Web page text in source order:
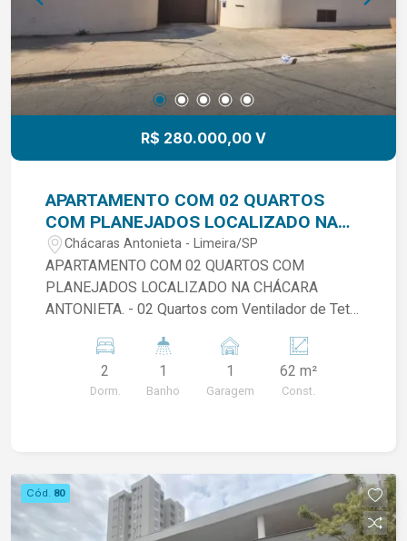
R$ 280.000,00 V
APARTAMENTO COM 02 QUARTOS
COM PLANEJADOS LOCALIZADO NA
CHÁCARA ANTONIETA.
Chácaras Antonieta - Limeira/SP
APARTAMENTO COM 02 QUARTOS COM
PLANEJADOS LOCALIZADO NA CHÁCARA
ANTONIETA. - 02 Quartos com Ventilador de Teto
Sala de Estar com Painel de Tv e Ventilador de
Teto e Ar-Condicionado - Varanda - Cozinha com
Planejados - Banheiro Social com Planejados -
PRÓXIMO A FACULDADE UNICAMP. Agende Já
Sua Visita !!
2
Dorm.
1
Banho
1
Garagem
62 m²
Const.
Cód. 80